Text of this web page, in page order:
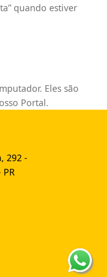
quando estiver
Eles são
Portal.
292 -
PR